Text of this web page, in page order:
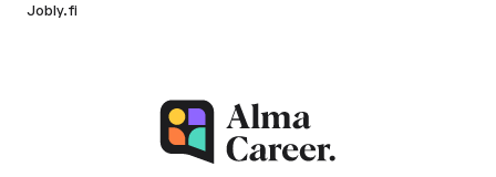
Jobly.fi